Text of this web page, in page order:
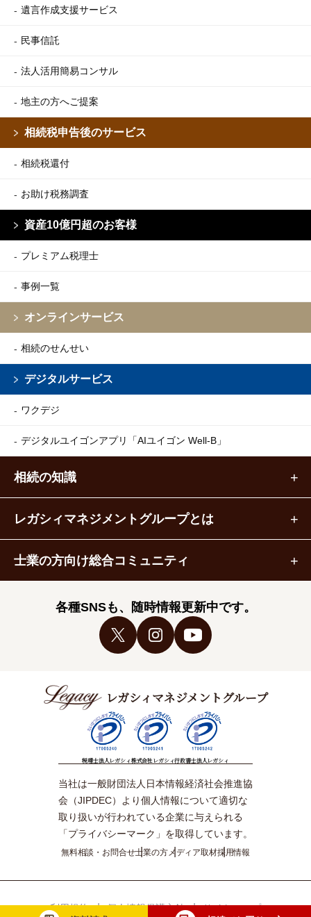
遺言作成支援サービス
民事信託
法人活用簡易コンサル
地主の方へご提案
相続税申告後のサービス
相続税還付
お助け税務調査
資産10億円超のお客様
プレミアム税理士
事例一覧
オンラインサービス
相続のせんせい
デジタルサービス
ワクデジ
デジタルユイゴンアプリ 「AIユイゴン Well-B」
相続の知識
レガシィマネジメントグループとは
士業の方向け総合コミュニティ
各種SNSも、随時情報更新中です。
レガシィマネジメントグループ
税理士法人レガシィ株式会社レガシィ行政書士法人レガシィ
当社は一般財団法人日本情報経済社会推進協
会（JIPDEC）より個人情報について適切な
取り扱いが行われている企業に与えられる
「プライバシーマーク」を取得しています。
無料相談・お問合せ士業の方メディア取材採用情報
利用規約 個人情報保護方針 サイトマップ